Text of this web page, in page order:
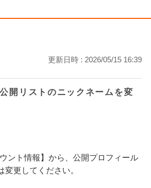
更新日時 : 2026/05/15 16:39
開リストのニックネームを変
ント情報】から、公開プロフィール
更してください。